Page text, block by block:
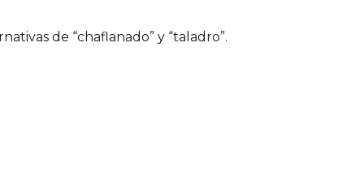
de “chaflanado” y “taladro”.